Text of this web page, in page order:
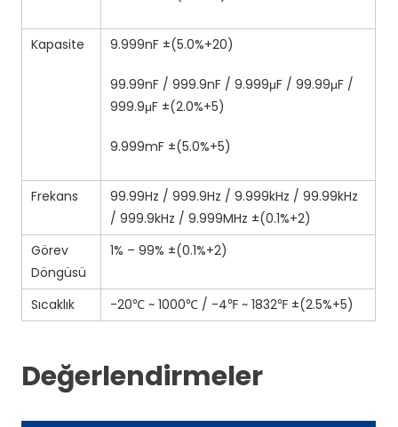
Kapasite 9.999nF ±(5.0%+20)
99.99nF / 999.9nF / 9.999μF / 99.99μF /
999.9μF ±(2.0%+5)
9.999mF ±(5.0%+5)
Frekans
99.99Hz / 999.9Hz / 9.999kHz / 99.99kHz
/ 999.9kHz / 9.999MHz ±(0.1%+2)
Görev
Döngüsü
1% – 99% ±(0.1%+2)
Sıcaklık -20℃ ~ 1000℃ / -4℉ ~ 1832℉ ±(2.5%+5)
Değerlendirmeler